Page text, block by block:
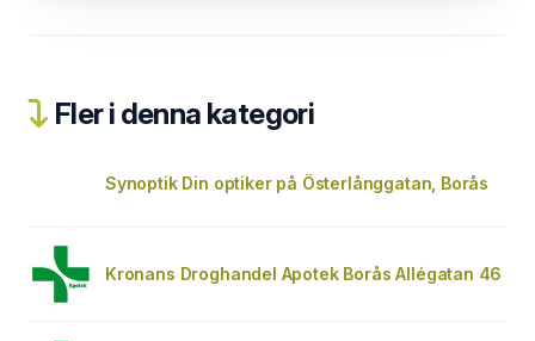
Fler i denna kategori
Synoptik Din optiker på Österlånggatan, Borås
Kronans Droghandel Apotek Borås Allégatan 46